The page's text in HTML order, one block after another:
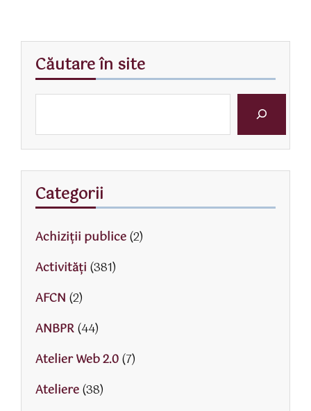
Căutare în site
Categorii
Achiziții publice(2)
Activităţi (381)
AFCN (2)
ANBPR(44)
Atelier Web 2.0(7)
Ateliere(38)